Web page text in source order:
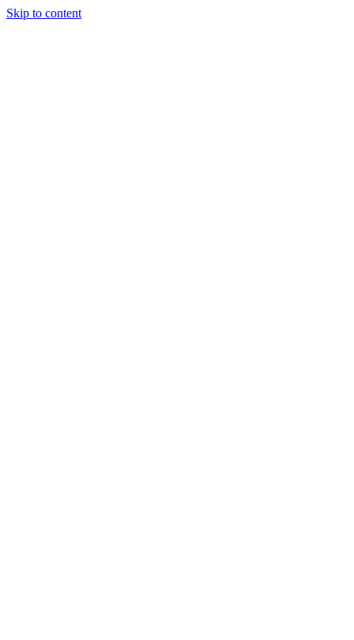
Skip to content